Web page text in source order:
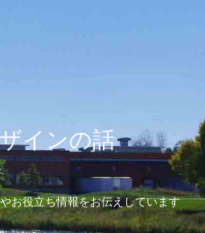
インの話
お役立ち情報をお伝えしています